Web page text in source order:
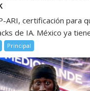
ARI, certificación para
de IA. México ya
Principal